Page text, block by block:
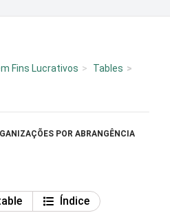
Fins Lucrativos
Tables
POR ABRANGÊNCIA
Índice